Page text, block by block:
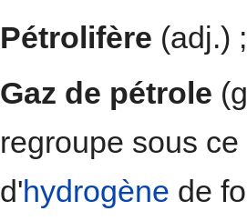
Pétrolifère (adj.)
Gaz de pétrole
regroupe sous
d'hydrogène de